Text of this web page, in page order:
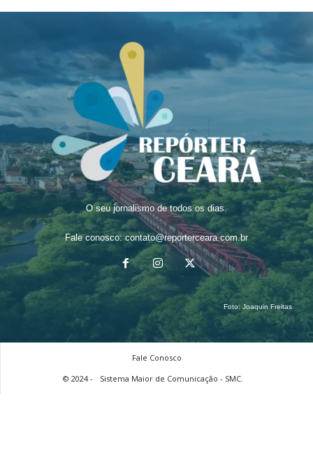
O seu jornalismo de todos os dias.
Fale conosco: contato@reporterceara.com.br
Foto: Joaquin Freitas
Fale Conosco
© 2024 -
Sistema Maior de Comunicação - SMC.